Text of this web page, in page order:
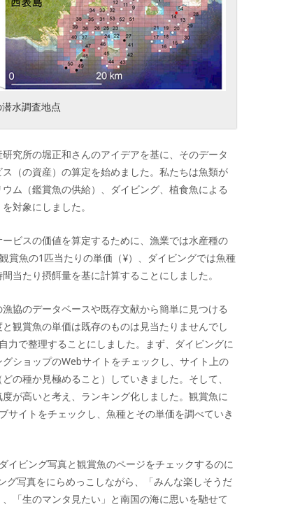
水調査地点
究所の堀正和さんのアイデアを基に、そのデータ
（の資産）の算定を始めました。私たちは魚類が
ム（鑑賞魚の供給）、ダイビング、植食魚による
対象にしました。
ビスの価値を算定するために、漁業では水産種の
賞魚の1匹当たりの単価（¥）、ダイビングでは魚種
当たり摂餌量を基に計算することにしました。
協のデータベースや既存文献から簡単に見つける
観賞魚の単価は既存のものは見当たりませんでし
力で整理することにしました。まず、ダイビングに
ショップのWebサイトをチェックし、サイト上の
の種か見極めること）していきました。そして、
が高いと考え、ランキング化しました。観賞魚に
サイトをチェックし、魚種とその単価を調べていき
イビング写真と観賞魚のページをチェックするのに
グ写真をにらめっこしながら、「みんな楽しそうだ
「生のマンタ見たい」と南国の海に思いを馳せて